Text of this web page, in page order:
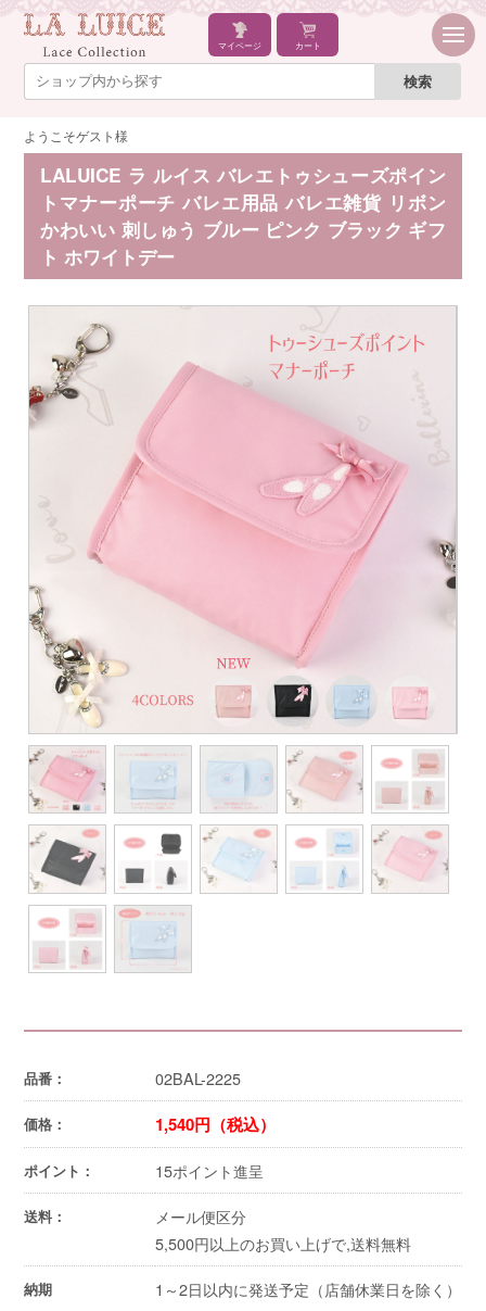
マイページ カート
ようこそゲスト様
LALUICE ラ ルイス バレエトゥシューズポイン
トマナーポーチ バレエ用品 バレエ雑貨 リボン
かわいい 刺しゅう ブルー ピンク ブラック ギフ
ト ホワイトデー
品番： 02BAL-2225
価格： 1,540円（税込）
ポイント： 15ポイント進呈
送料：
メール便区分
5,500円以上のお買い上げで,送料無料
納期 1～2日以内に発送予定（店舗休業日を除く）